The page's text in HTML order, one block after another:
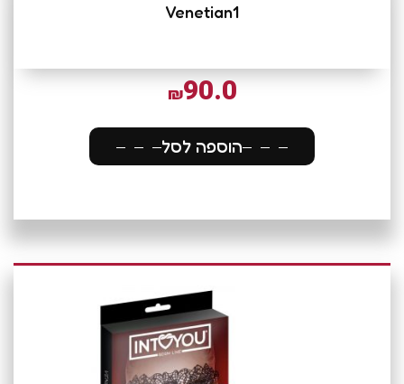
Venetian1
₪90.0
הוספה לסל